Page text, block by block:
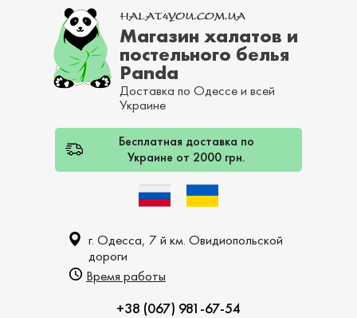
Магазин халатов и
постельного белья
Panda
Доставка по Одессе и всей
Украине
Бесплатная доставка по
Украине от 2000 грн.
г. Одесса, 7 й км. Овидиопольской
дороги
Время работы
+38 (067) 981-67-54